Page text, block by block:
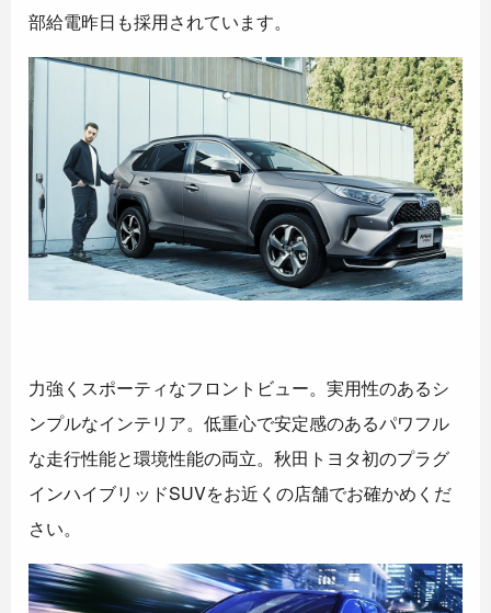
部給電昨日も採用されています。
力強くスポーティなフロントビュー。実用性のあるシ
ンプルなインテリア。低重心で安定感のあるパワフル
な走行性能と環境性能の両立。秋田トヨタ初のプラグ
インハイブリッドSUVをお近くの店舗でお確かめくだ
さい。